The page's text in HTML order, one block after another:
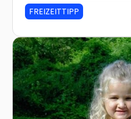
FREIZEITTIPP
Zur Detailseite von